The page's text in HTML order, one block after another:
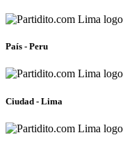
País - Peru
Ciudad - Lima